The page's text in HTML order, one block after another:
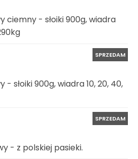
ciemny - słoiki 900g, wiadra
SPRZEDAM
słoiki 900g, wiadra 10, 20, 40,
SPRZEDAM
- z polskiej pasieki.